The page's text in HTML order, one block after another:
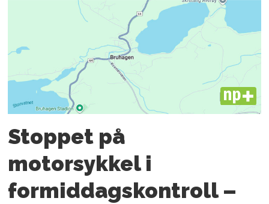
PLUS
Stoppet på
motorsykkel i
formiddagskontroll –